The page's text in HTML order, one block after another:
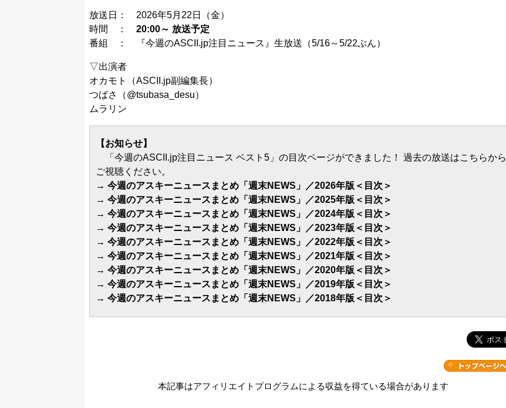
放送日： 2026年5月22日（金）
時間 ： 20:00～ 放送予定
番組 ：
『今週のASCII.jp注目ニュース』生放送（5/16～5/22ぶん）
▽出演者
オカモト（ASCII.jp副編集長）
つばさ（@tsubasa_desu）
ムラリン
【お知らせ】
「今週のASCII.jp注目ニュース ベスト5」の目次ページができました！ 過去の放送はこちらから
ご視聴ください。
→ 今週のアスキーニュースまとめ「週末NEWS」／2026年版＜目次＞
→ 今週のアスキーニュースまとめ「週末NEWS」／2025年版＜目次＞
→ 今週のアスキーニュースまとめ「週末NEWS」／2024年版＜目次＞
→ 今週のアスキーニュースまとめ「週末NEWS」／2023年版＜目次＞
→ 今週のアスキーニュースまとめ「週末NEWS」／2022年版＜目次＞
→ 今週のアスキーニュースまとめ「週末NEWS」／2021年版＜目次＞
→ 今週のアスキーニュースまとめ「週末NEWS」／2020年版＜目次＞
→ 今週のアスキーニュースまとめ「週末NEWS」／2019年版＜目次＞
→ 今週のアスキーニュースまとめ「週末NEWS」／2018年版＜目次＞
本記事はアフィリエイトプログラムによる収益を得ている場合があります